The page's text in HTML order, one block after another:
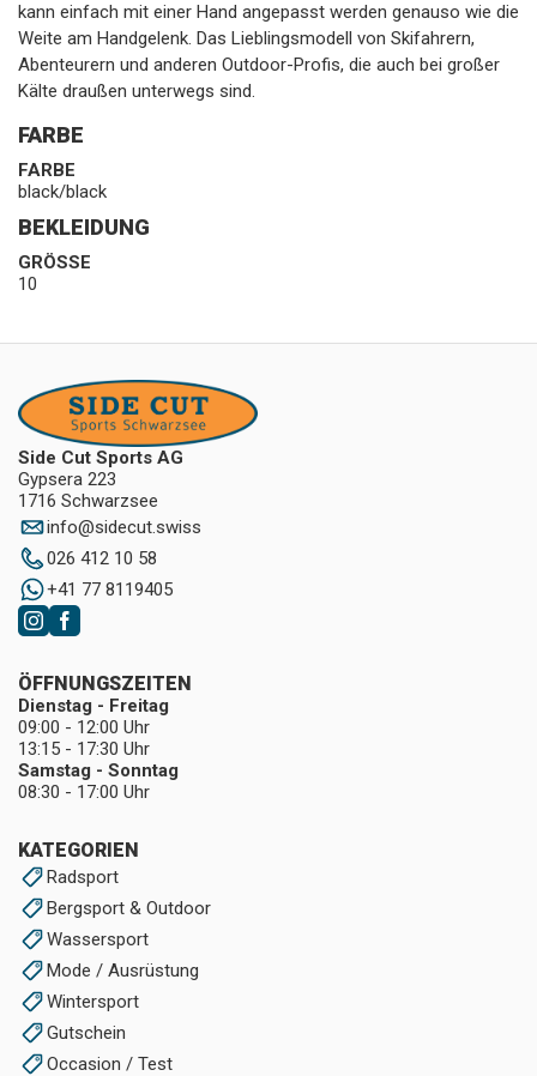
kann einfach mit einer Hand angepasst werden genauso wie die
Weite am Handgelenk. Das Lieblingsmodell von Skifahrern,
Abenteurern und anderen Outdoor-Profis, die auch bei großer
Kälte draußen unterwegs sind.
FARBE
FARBE
black/black
BEKLEIDUNG
GRÖSSE
10
Side Cut Sports AG
Gypsera 223
1716 Schwarzsee
info@sidecut.swiss
026 412 10 58
+41 77 8119405
KATEGORIEN
Radsport
Bergsport & Outdoor
Wassersport
Mode / Ausrüstung
Wintersport
Gutschein
Occasion / Test
ÖFFNUNGSZEITEN
Dienstag - Freitag
09:00 - 12:00 Uhr
13:15 - 17:30 Uhr
Samstag - Sonntag
08:30 - 17:00 Uhr